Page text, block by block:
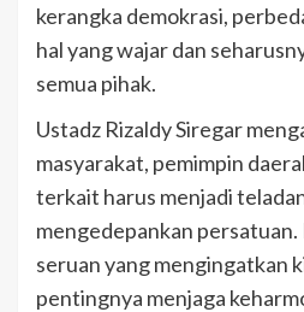
kerangka demokrasi,
hal yang wajar dan
semua pihak.
Ustadz Rizaldy Siregar
masyarakat, pemimpin
terkait harus menjadi
mengedepankan persatuan.
seruan yang mengingatkan
pentingnya menjaga